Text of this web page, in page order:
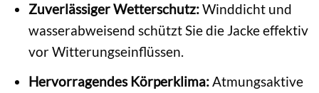
Zuverlässiger Wetterschutz:Winddicht und
wasserabweisend schützt Sie die Jacke effektiv
vor Witterungseinflüssen.
Hervorragendes Körperklima:Atmungsaktive